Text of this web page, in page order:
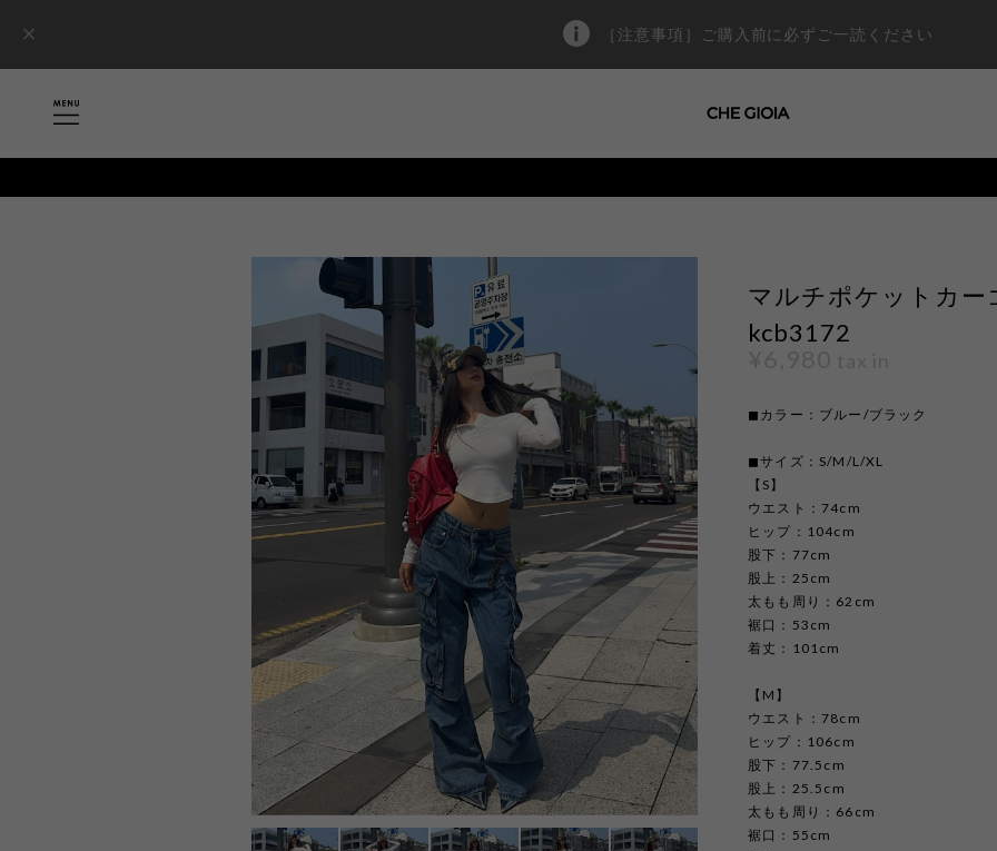
［注意事項］ご購入前に必ずご一読ください
マルチポケットカ
kcb3172
◼︎カラー：ブルー/ブラック
◼︎サイズ：S/M/L/XL
【S】
ウエスト：74cm
ヒップ：104cm
股下：77cm
股上：25cm
太もも周り：62cm
裾口：53cm
着丈：101cm
【M】
ウエスト：78cm
ヒップ：106cm
股下：77.5cm
股上：25.5cm
太もも周り：66cm
裾口：55cm